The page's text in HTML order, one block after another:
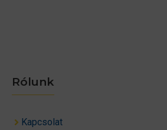
Rólunk
Kapcsolat